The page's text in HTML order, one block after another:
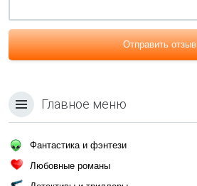
Отправить отзыв
Главное меню
Фантастика и фэнтези
Любовные романы